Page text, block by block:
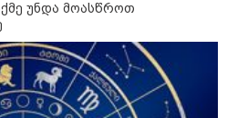
/ 09-08-2026
მხარის ინფორმაციით,
ბელგოროდზე
იერიში მიიტანა,
3 ადამიანი და
25
უნდა მოასწროთ